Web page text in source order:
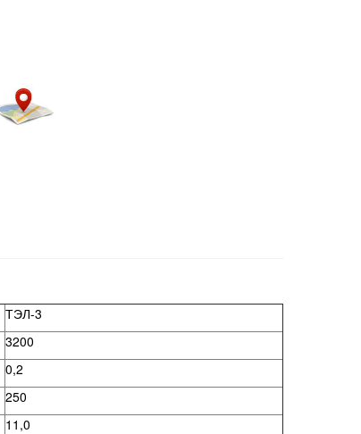
ТЭЛ-3
3200
0,2
250
11,0